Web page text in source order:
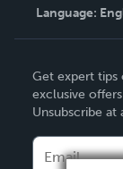
Contact
Language:
Deutsch
Français
Get expert tips
exclusive
Unsubscribe at